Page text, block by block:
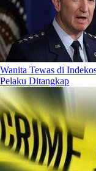
Wanita Tewas di
Pelaku Ditangkap